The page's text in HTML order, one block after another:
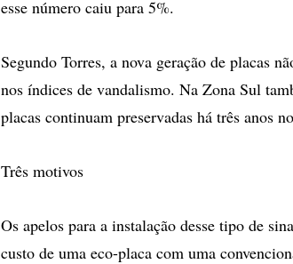
esse número caiu para 5%.
Segundo Torres, a nova geração de placas
nos índices de vandalismo. Na Zona Sul
placas continuam preservadas há três anos
Três motivos
Os apelos para a instalação desse tipo de
custo de uma eco-placa com uma